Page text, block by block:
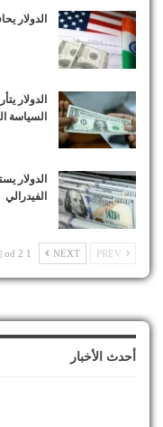
الدولار
الدولار
السياسة
الدولار
الفيدرالي
NEXT
1 od 2 |
أحدث الأخبار